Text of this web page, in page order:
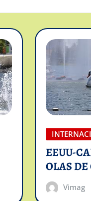
EEUU-
OLAS
Vimag